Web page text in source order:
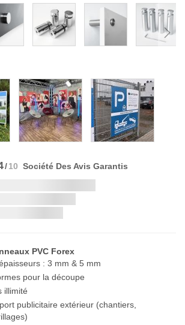
/10 Société Des Avis Garantis
PVC Forex
: 3 mm & 5 mm
pour la découpe
illimité
publicitaire extérieur (chantiers,